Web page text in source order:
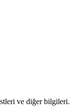
ve diğer bilgileri.